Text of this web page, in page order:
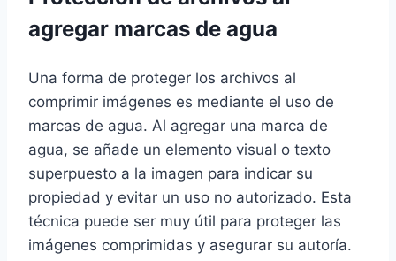
agregar marcas de agua
Una forma de proteger los archivos al
comprimir imágenes es mediante el uso de
marcas de agua. Al agregar una marca de
agua, se añade un elemento visual o texto
superpuesto a la imagen para indicar su
propiedad y evitar un uso no autorizado. Esta
técnica puede ser muy útil para proteger las
imágenes comprimidas y asegurar su autoría.